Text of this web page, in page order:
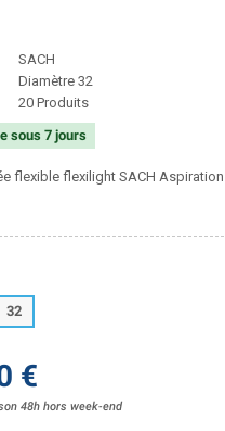
SACH
Diamètre 32
20 Produits
sous 7 jours
flexible flexilight SACH
32
€
48h hors week-end